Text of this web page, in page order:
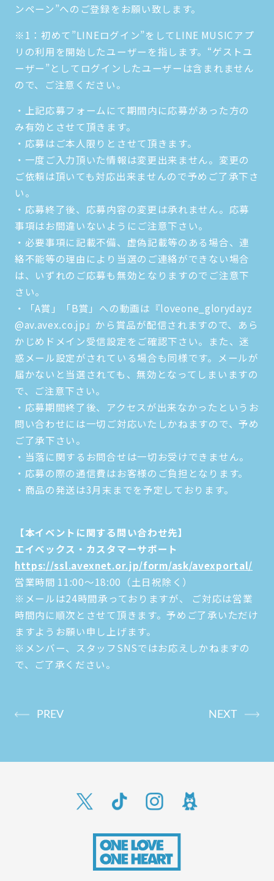
ンペーン”へのご登録をお願い致します。
※1：初めて”LINEログイン”をしてLINE MUSICアプ
リの利用を開始したユーザーを指します。“ゲストユ
ーザー”としてログインしたユーザーは含まれません
ので、ご注意ください。
・上記応募フォームにて期間内に応募があった方の
み有効とさせて頂きます。
・応募はご本人限りとさせて頂きます。
・一度ご入力頂いた情報は変更出来ません。変更の
ご依頼は頂いても対応出来ませんので予めご了承下さ
い。
・応募終了後、応募内容の変更は承れません。応募
事項はお間違いないようにご注意下さい。
・必要事項に記載不備、虚偽記載等のある場合、連
絡不能等の理由により当選のご連絡ができない場合
は、いずれのご応募も無効となりますのでご注意下
さい。
・「A賞」「B賞」への動画は『loveone_glorydayz
@av.avex.co.jp』から賞品が配信されますので、あら
かじめドメイン受信設定をご確認下さい。また、迷
惑メール設定がされている場合も同様です。メールが
届かないと当選されても、無効となってしまいますの
で、ご注意下さい。
・応募期間終了後、アクセスが出来なかったというお
問い合わせには一切ご対応いたしかねますので、予め
ご了承下さい。
・当落に関するお問合せは一切お受けできません。
・応募の際の通信費はお客様のご負担となります。
・商品の発送は3月末までを予定しております。
【本イベントに関する問い合わせ先】
エイベックス・カスタマーサポート
https://ssl.avexnet.or.jp/form/ask/avexportal/
営業時間 11:00～18:00（土日祝除く）
※メールは24時間承っておりますが、 ご対応は営業
時間内に順次とさせて頂きます。予めご了承いただけ
ますようお願い申し上げます。
※メンバー、スタッフSNSではお応えしかねますの
で、ご了承ください。
PREV NEXT